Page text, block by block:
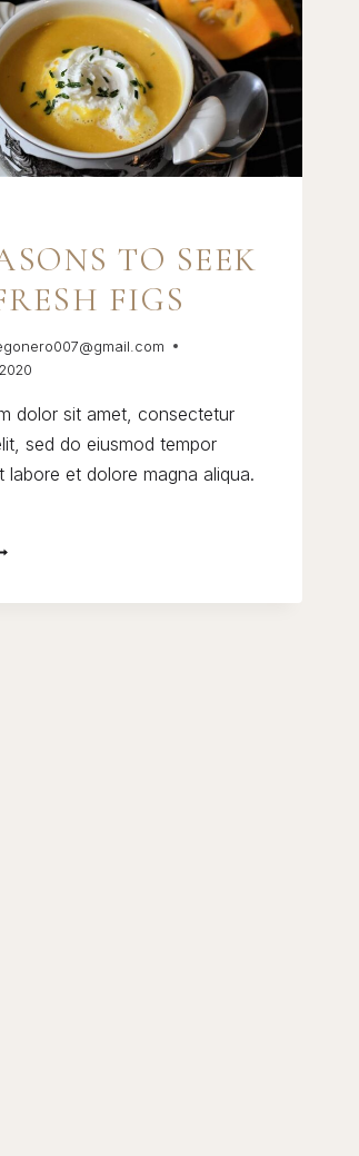
TO SEEK
FIGS
dolor sit amet, consectetur
sed do eiusmod tempor
labore et dolore magna aliqua.